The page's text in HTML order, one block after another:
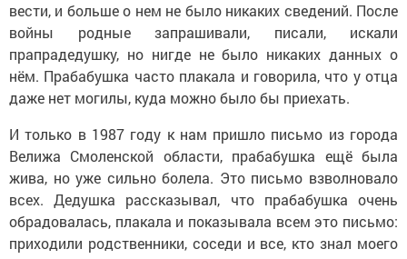
вести, и больше о нем не было никаких сведений. После
войны родные запрашивали, писали, искали
прапрадедушку, но нигде не было никаких данных о
нём. Прабабушка часто плакала и говорила, что у отца
даже нет могилы, куда можно было бы приехать.
И только в 1987 году к нам пришло письмо из города
Велижа Смоленской области, прабабушка ещё была
жива, но уже сильно болела. Это письмо взволновало
всех. Дедушка рассказывал, что прабабушка очень
обрадовалась, плакала и показывала всем это письмо:
приходили родственники, соседи и все, кто знал моего